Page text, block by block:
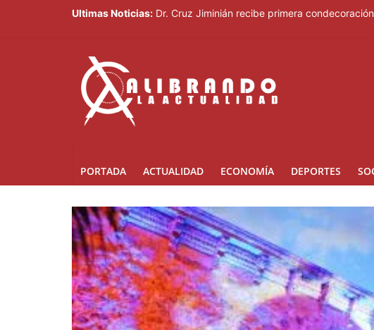
Ultimas Noticias: Dr. Cruz Jiminián recibe primera
PORTADA ACTUALIDAD ECONOMÍA DEPORTES